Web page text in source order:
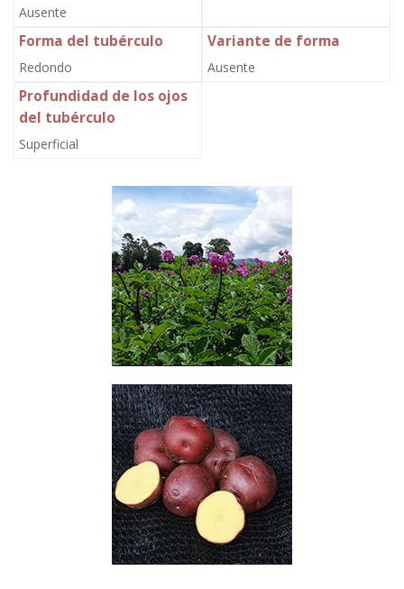
Ausente
Forma del tubérculo
Redondo
Variante de forma
Ausente
Profundidad de los ojos
del tubérculo
Superficial